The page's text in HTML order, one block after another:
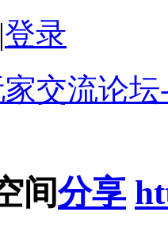
|登录
交流论
间分享